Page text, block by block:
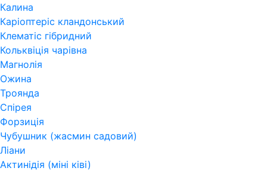
Калина
Каріоптеріс кландонський
Клематіс гібридний
Кольквіція чарівна
Магнолія
Ожина
Троянда
Спірея
Форзиція
Чубушник (жасмин садовий)
Ліани
Актинідія (міні ківі)